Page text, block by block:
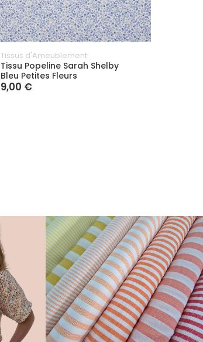
Tissus d'Ameublement
Tissu Popeline Sarah Shelby
Bleu Petites Fleurs
9,00 €